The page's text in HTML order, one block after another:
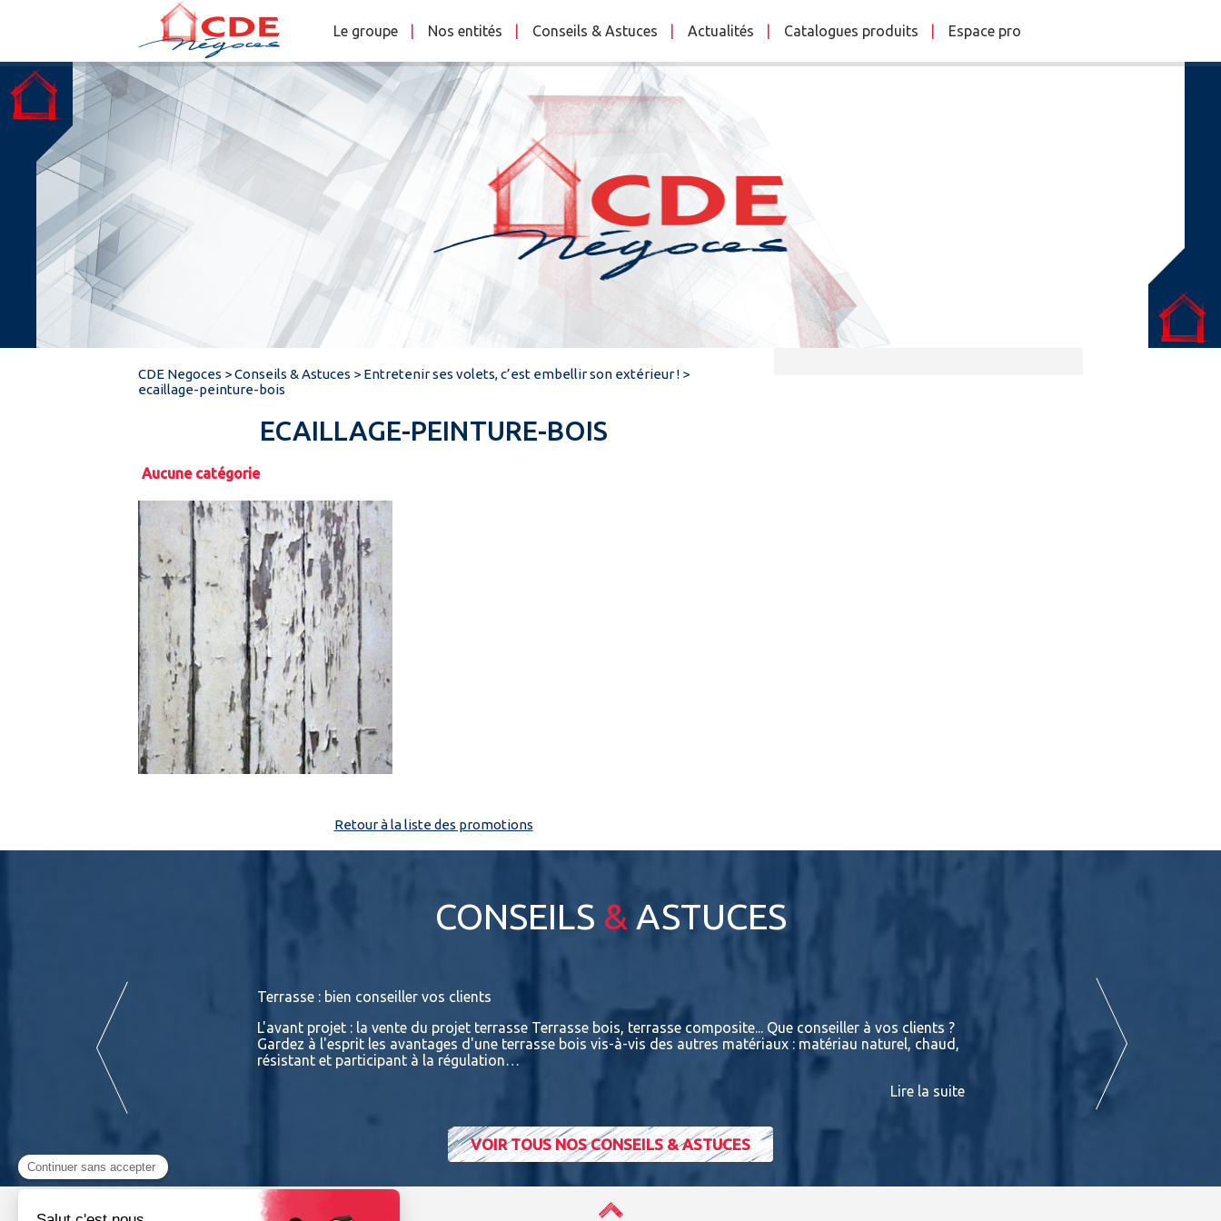
Le groupe Nos entités Conseils & Astuces Actualités Catalogues produits Espace pro
CDE Negoces >Conseils & Astuces > Entretenir ses volets, c’est embellir son extérieur ! >
ecaillage-peinture-bois
ECAILLAGE-PEINTURE-BOIS
Aucune catégorie
Retour à la liste des promotions
CONSEILS & ASTUCES
Tant sur le prix que sur ses
de professionnels sur ses
Terrasse : bien conseiller vos clients
L'avant projet : la vente du projet terrasse Terrasse bois, terrasse composite... Que conseiller à vos clients ?
Gardez à l'esprit les avantages d'une terrasse bois vis-à-vis des autres matériaux : matériau naturel, chaud,
résistant et participant à la régulation…
Lire la suite
Terrasses : Les différentes essences
Vous retrouverez dans les liens
exotiques en stock chez BATIDOC
PADOUK Ces fiches sont
VOIR TOUS NOS CONSEILS & ASTUCES